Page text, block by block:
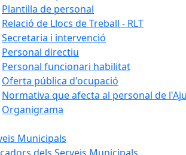
Plantilla de personal
Relació de Llocs de Treball - RLT
Secretaria i intervenció
Personal directiu
Personal funcionari habilitat
Oferta pública d'ocupació
Normativa que afecta al personal de
Organigrama
Municipals